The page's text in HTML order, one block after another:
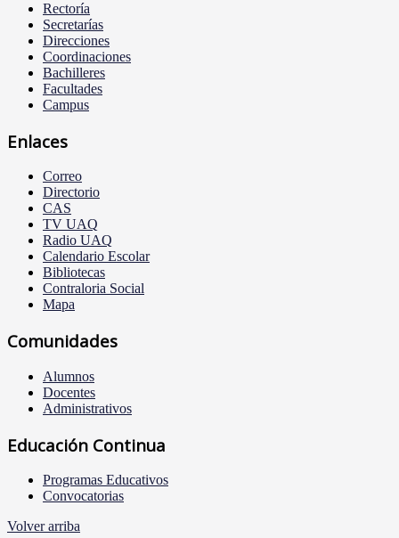
Rectoría
Secretarías
Direcciones
Coordinaciones
Bachilleres
Facultades
Campus
Enlaces
Correo
Directorio
CAS
TV UAQ
Radio UAQ
Calendario Escolar
Bibliotecas
Contraloria Social
Mapa
Comunidades
Alumnos
Docentes
Administrativos
Educación Continua
Programas Educativos
Convocatorias
Volver arriba